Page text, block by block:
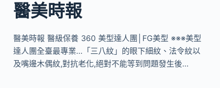
醫美時報
醫美時報 醫級保養 360 美型達人團│FG美型 ※※※美型
達人團全臺最專業…「三八紋」的眼下細紋、法令紋以
及嘴邊木偶紋,對抗老化,絕對不能等到問題發生後…